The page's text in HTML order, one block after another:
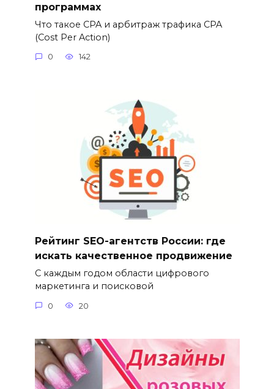
программах
Что такое CPA и арбитраж трафика CPA
(Cost Per Action)
0 142
Рейтинг SEO-агентств России: где
искать качественное продвижение
С каждым годом области цифрового
маркетинга и поисковой
0 20